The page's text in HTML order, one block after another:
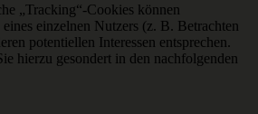
„Tracking“-Cookies können
einzelnen Nutzers (z. B. Betrachten
potentiellen Interessen entsprechen.
hierzu gesondert in den nachfolgenden